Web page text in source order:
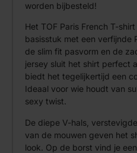
worden bijbesteld!
Het TOF Paris French T-
basisstuk met een verfijnde
de slim fit pasvorm en de
jersey sluit het shirt perfect
biedt het tegelijkertijd een
Ideaal voor wie houdt van
sexy twist.
De diepe V-hals,
van de mouwen geven het
look. Op de borst vind je